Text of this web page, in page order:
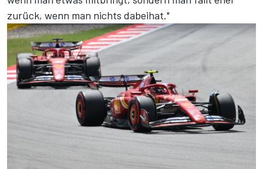
zurück, wenn man nichts dabeihat."